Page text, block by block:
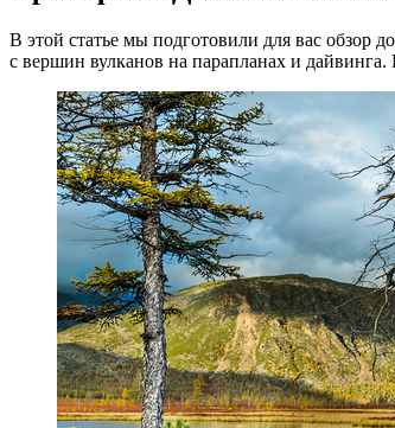
В этой статье мы подготовили для вас обзор
с вершин вулканов на парапланах и